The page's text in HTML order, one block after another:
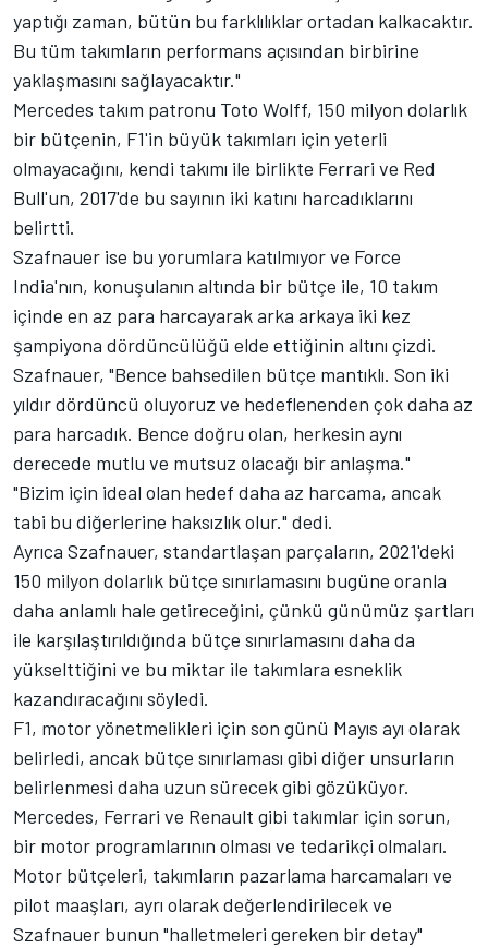
yaptığı zaman, bütün bu farklılıklar ortadan kalkacaktır.
Bu tüm takımların performans açısından birbirine
yaklaşmasını sağlayacaktır."
Mercedes takım patronu Toto Wolff, 150 milyon dolarlık
bir bütçenin, F1'in büyük takımları için yeterli
olmayacağını, kendi takımı ile birlikte Ferrari ve Red
Bull'un, 2017'de bu sayının iki katını harcadıklarını
belirtti.
Szafnauer ise bu yorumlara katılmıyor ve Force
India'nın, konuşulanın altında bir bütçe ile, 10 takım
içinde en az para harcayarak arka arkaya iki kez
şampiyona dördüncülüğü elde ettiğinin altını çizdi.
Szafnauer, "Bence bahsedilen bütçe mantıklı. Son iki
yıldır dördüncü oluyoruz ve hedeflenenden çok daha az
para harcadık. Bence doğru olan, herkesin aynı
derecede mutlu ve mutsuz olacağı bir anlaşma."
"Bizim için ideal olan hedef daha az harcama, ancak
tabi bu diğerlerine haksızlık olur." dedi.
Ayrıca Szafnauer, standartlaşan parçaların, 2021'deki
150 milyon dolarlık bütçe sınırlamasını bugüne oranla
daha anlamlı hale getireceğini, çünkü günümüz şartları
ile karşılaştırıldığında bütçe sınırlamasını daha da
yükselttiğini ve bu miktar ile takımlara esneklik
kazandıracağını söyledi.
F1, motor yönetmelikleri için son günü Mayıs ayı olarak
belirledi, ancak bütçe sınırlaması gibi diğer unsurların
belirlenmesi daha uzun sürecek gibi gözüküyor.
Mercedes, Ferrari ve Renault gibi takımlar için sorun,
bir motor programlarının olması ve tedarikçi olmaları.
Motor bütçeleri, takımların pazarlama harcamaları ve
pilot maaşları, ayrı olarak değerlendirilecek ve
Szafnauer bunun "halletmeleri gereken bir detay"